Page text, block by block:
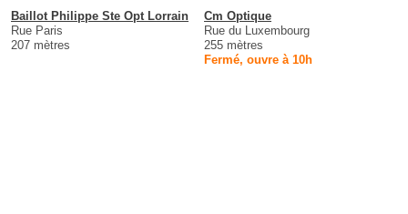
Baillot Philippe Ste Opt Lorrain
Rue Paris
207 mètres
Cm Optique
Rue du Luxembourg
255 mètres
Fermé, ouvre à 10h